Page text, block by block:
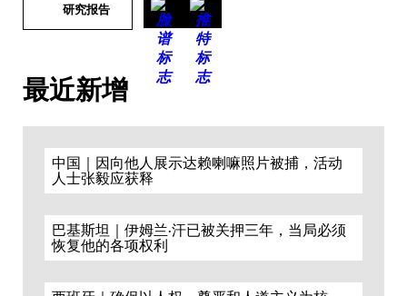
研究报告
最近新增
中国｜因向他人展示达赖喇嘛照片被捕，活动
人士张毅应获释
巴基斯坦｜伊姆兰·汗已被关押三年，当局必须
恢复他的各项权利